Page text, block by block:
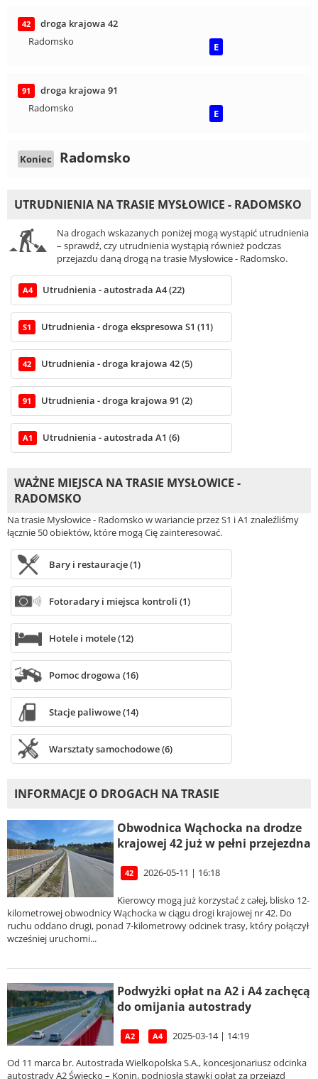
42
droga krajowa 42
Radomsko
E
91
droga krajowa 91
Radomsko
E
Koniec Radomsko
UTRUDNIENIA NA TRASIE MYSŁOWICE - RADOMSKO
Na drogach wskazanych poniżej mogą wystąpić utrudnienia
– sprawdź, czy utrudnienia wystąpią również podczas
przejazdu daną drogą na trasie Mysłowice - Radomsko.
A4 Utrudnienia - autostrada A4 (22)
S1 Utrudnienia - droga ekspresowa S1 (11)
42 Utrudnienia - droga krajowa 42 (5)
91 Utrudnienia - droga krajowa 91 (2)
A1 Utrudnienia - autostrada A1 (6)
WAŻNE MIEJSCA NA TRASIE MYSŁOWICE -
RADOMSKO
Na trasie Mysłowice - Radomsko w wariancie przez S1 i A1 znaleźliśmy
łącznie 50 obiektów, które mogą Cię zainteresować.
Bary i restauracje (1)
Fotoradary i miejsca kontroli (1)
Hotele i motele (12)
Pomoc drogowa (16)
Stacje paliwowe (14)
Warsztaty samochodowe (6)
INFORMACJE O DROGACH NA TRASIE
Obwodnica Wąchocka na drodze
krajowej 42 już w pełni przejezdna
42 2026-05-11 | 16:18
Kierowcy mogą już korzystać z całej, blisko 12-
kilometrowej obwodnicy Wąchocka w ciągu drogi krajowej nr 42. Do
ruchu oddano drugi, ponad 7-kilometrowy odcinek trasy, który połączył
wcześniej uruchomi...
Podwyżki opłat na A2 i A4 zachęcą
do omijania autostrady
A2 A4 2025-03-14 | 14:19
Od 11 marca br. Autostrada Wielkopolska S.A., koncesjonariusz odcinka
autostrady A2 Świecko – Konin, podniosła stawki opłat za przejazd